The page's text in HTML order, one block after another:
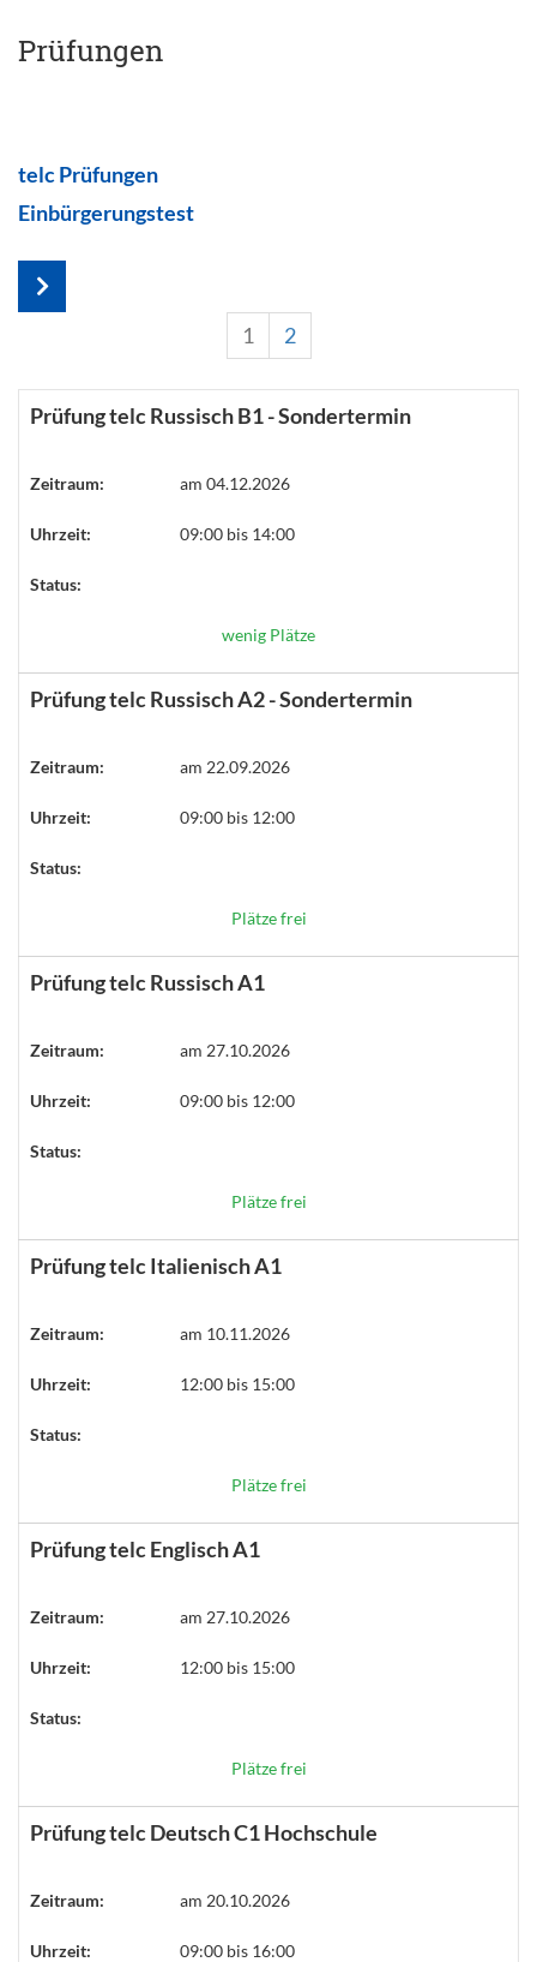
Prüfungen
telc Prüfungen
Einbürgerungstest
1 2
Prüfung telc Russisch B1 - Sondertermin
Zeitraum: am 04.12.2026
Uhrzeit: 09:00 bis 14:00
Status:
wenig Plätze
Prüfung telc Russisch A2 - Sondertermin
Zeitraum: am 22.09.2026
Uhrzeit: 09:00 bis 12:00
Status:
Plätze frei
Prüfung telc Russisch A1
Zeitraum: am 27.10.2026
Uhrzeit: 09:00 bis 12:00
Status:
Plätze frei
Prüfung telc Italienisch A1
Zeitraum: am 10.11.2026
Uhrzeit: 12:00 bis 15:00
Status:
Plätze frei
Prüfung telc Englisch A1
Zeitraum: am 27.10.2026
Uhrzeit: 12:00 bis 15:00
Status:
Plätze frei
Prüfung telc Deutsch C1 Hochschule
Zeitraum: am 20.10.2026
Uhrzeit: 09:00 bis 16:00